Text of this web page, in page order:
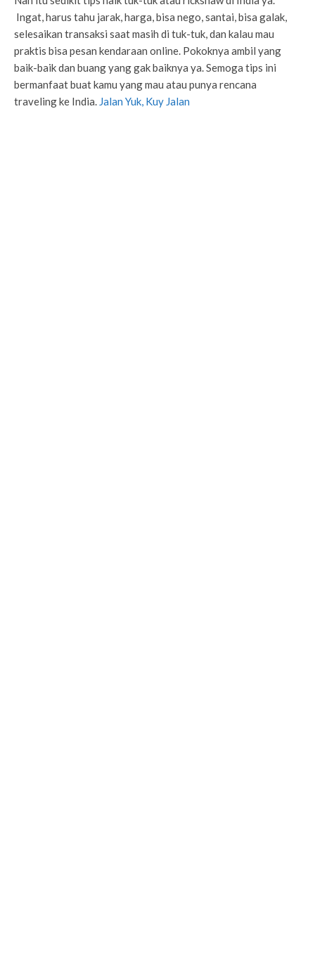
Ingat, harus tahu jarak, harga, bisa nego, santai, bisa galak,
selesaikan transaksi saat masih di tuk-tuk, dan kalau mau
praktis bisa pesan kendaraan online. Pokoknya ambil yang
baik-baik dan buang yang gak baiknya ya. Semoga tips ini
bermanfaat buat kamu yang mau atau punya rencana
traveling ke India. Jalan Yuk, Kuy Jalan